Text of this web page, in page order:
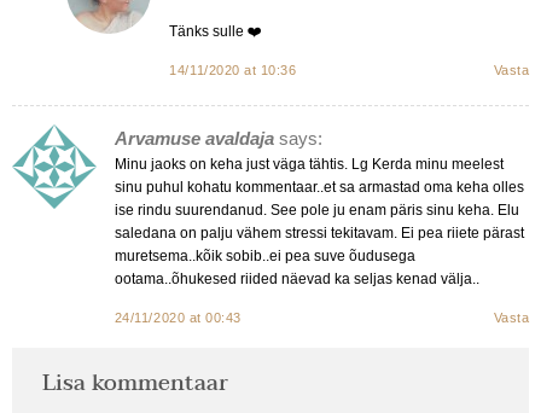
Tänks sulle ❤️
14/11/2020 at 10:36 Vasta
Arvamuse avaldaja says:
Minu jaoks on keha just väga tähtis. Lg Kerda minu meelest
sinu puhul kohatu kommentaar..et sa armastad oma keha olles
ise rindu suurendanud. See pole ju enam päris sinu keha. Elu
saledana on palju vähem stressi tekitavam. Ei pea riiete pärast
muretsema..kõik sobib..ei pea suve õudusega
ootama..õhukesed riided näevad ka seljas kenad välja..
24/11/2020 at 00:43 Vasta
Lisa kommentaar